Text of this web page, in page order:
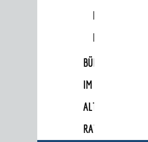
ENGELBRECHT-
HAUS
BÜRGERSAAL
IM
ALTEN
RATHAUS
STADTWEGWEISER
Ämter & Behörden
Verkehrsinformationen
Bahnverkehr
Busverkehr